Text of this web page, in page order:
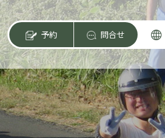
予約 問合せ